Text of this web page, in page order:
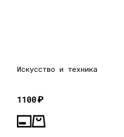
Искусство и техника
1100₽